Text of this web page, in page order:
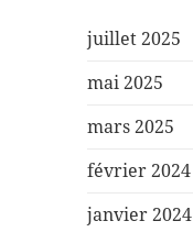
juillet 2025
mai 2025
mars 2025
février 2024
janvier 2024